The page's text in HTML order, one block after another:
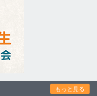
もっと見る